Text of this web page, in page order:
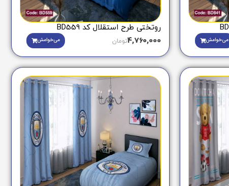
می‌خوامش
روتختی طرح استقلال کد BD559
4,760,000تومان می‌خوامش